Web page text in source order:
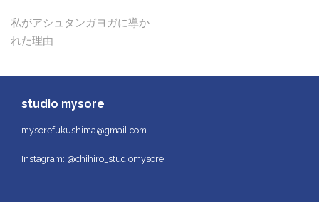
投
稿
ナ
ビ
ゲ
ー
私がアシュタンガヨガに導か
れた理由
studio mysore
mysorefukushima@gmail.com
Instagram: @chihiro_studiomysore